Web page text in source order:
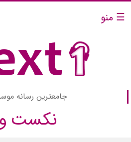
☰ منو
جامعترین رسانه
نکست